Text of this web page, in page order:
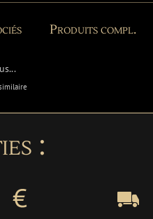
Produits compl.
: